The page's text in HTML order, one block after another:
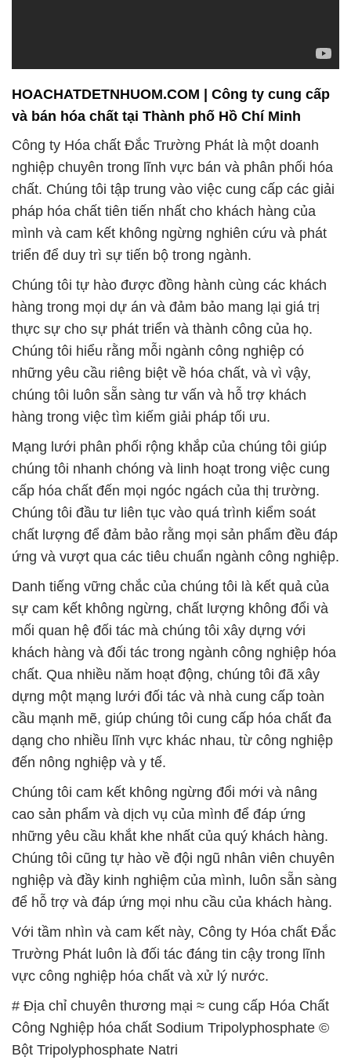
HOACHATDETNHUOM.COM | Công ty cung cấp
và bán hóa chất tại Thành phố Hồ Chí Minh
Công ty Hóa chất Đắc Trường Phát là một doanh
nghiệp chuyên trong lĩnh vực bán và phân phối hóa
chất. Chúng tôi tập trung vào việc cung cấp các giải
pháp hóa chất tiên tiến nhất cho khách hàng của
mình và cam kết không ngừng nghiên cứu và phát
triển để duy trì sự tiến bộ trong ngành.
Chúng tôi tự hào được đồng hành cùng các khách
hàng trong mọi dự án và đảm bảo mang lại giá trị
thực sự cho sự phát triển và thành công của họ.
Chúng tôi hiểu rằng mỗi ngành công nghiệp có
những yêu cầu riêng biệt về hóa chất, và vì vậy,
chúng tôi luôn sẵn sàng tư vấn và hỗ trợ khách
hàng trong việc tìm kiếm giải pháp tối ưu.
Mạng lưới phân phối rộng khắp của chúng tôi giúp
chúng tôi nhanh chóng và linh hoạt trong việc cung
cấp hóa chất đến mọi ngóc ngách của thị trường.
Chúng tôi đầu tư liên tục vào quá trình kiểm soát
chất lượng để đảm bảo rằng mọi sản phẩm đều đáp
ứng và vượt qua các tiêu chuẩn ngành công nghiệp.
Danh tiếng vững chắc của chúng tôi là kết quả của
sự cam kết không ngừng, chất lượng không đổi và
mối quan hệ đối tác mà chúng tôi xây dựng với
khách hàng và đối tác trong ngành công nghiệp hóa
chất. Qua nhiều năm hoạt động, chúng tôi đã xây
dựng một mạng lưới đối tác và nhà cung cấp toàn
cầu mạnh mẽ, giúp chúng tôi cung cấp hóa chất đa
dạng cho nhiều lĩnh vực khác nhau, từ công nghiệp
đến nông nghiệp và y tế.
Chúng tôi cam kết không ngừng đổi mới và nâng
cao sản phẩm và dịch vụ của mình để đáp ứng
những yêu cầu khắt khe nhất của quý khách hàng.
Chúng tôi cũng tự hào về đội ngũ nhân viên chuyên
nghiệp và đầy kinh nghiệm của mình, luôn sẵn sàng
để hỗ trợ và đáp ứng mọi nhu cầu của khách hàng.
Với tầm nhìn và cam kết này, Công ty Hóa chất Đắc
Trường Phát luôn là đối tác đáng tin cậy trong lĩnh
vực công nghiệp hóa chất và xử lý nước.
# Địa chỉ chuyên thương mại ≈ cung cấp Hóa Chất
Công Nghiệp hóa chất Sodium Tripolyphosphate ©
Bột Tripolyphosphate Natri